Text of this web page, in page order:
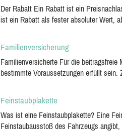
Der Rabatt Ein Rabatt ist ein
ist ein Rabatt als fester absoluter Wert,
Familienversicherung
Familienversicherte Für die beitragsfreie
bestimmte Voraussetzungen erfüllt sein.
Feinstaubplakette
Was ist eine Feinstaubplakette? Eine
Feinstaubausstoß des Fahrzeugs